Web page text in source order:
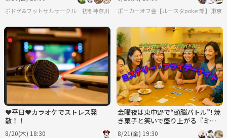
ボドゲ&フットサルサークル 初参加・初心者大歓迎！-ぼーだーれす/ボーダーレス-
神奈川
初めての方も歓迎✨
ポーカーオフ会【ルースタpoker部】テキ
東京
❤️平日❤️カラオケでストレス発
散！！
8/20(木) 18:30
金曜夜は東中野で“頭脳バトル”! 焼
き菓子と笑いで盛り上がる『ミス
テリー・フライデーナイト』開催!
8/21(金) 19:30